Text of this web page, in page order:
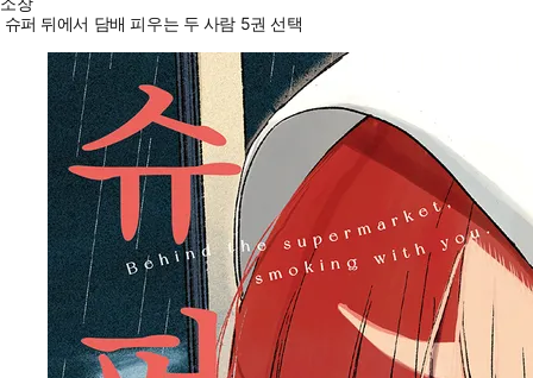
슈퍼 뒤에서 담배 피우는 두 사람 5권 선택